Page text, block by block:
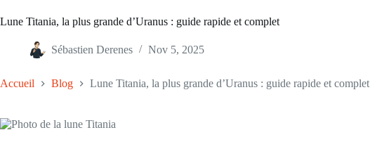
Lune Titania, la plus grande d’Uranus : guide rapide et complet
Sébastien Derenes Nov 5, 2025
Accueil Blog Lune Titania, la plus grande d’Uranus : guide rapide et complet